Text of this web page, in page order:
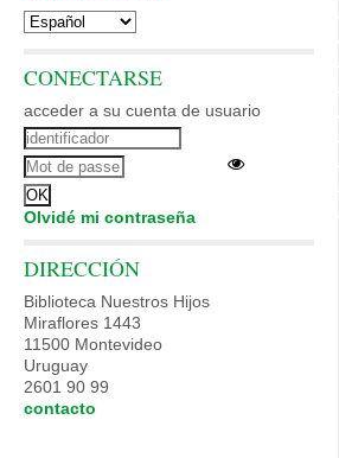
CONECTARSE
acceder a su cuenta de usuario
Olvidé mi contraseña
DIRECCIÓN
Biblioteca Nuestros Hijos
Miraflores 1443
11500 Montevideo
Uruguay
2601 90 99
contacto